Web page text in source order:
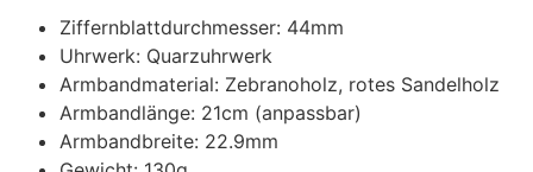
Ziffernblattdurchmesser: 44mm
Uhrwerk: Quarzuhrwerk
Armbandmaterial: Zebranoholz, rotes Sandelholz
Armbandlänge: 21cm (anpassbar)
Armbandbreite: 22.9mm